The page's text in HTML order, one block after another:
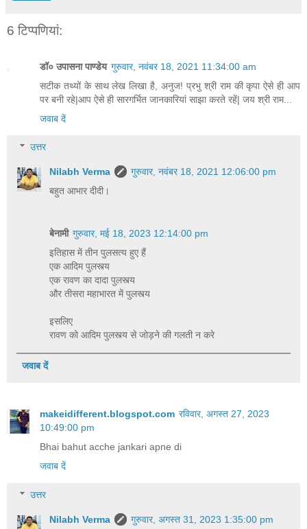
6 टिप्‍पणियां:
डॉ० उपासना पाण्डेय गुरुवार, नवंबर 18, 2021 11:34:00 am
सटीक तथ्यों के साथ लेख लिखा है, अनुज! प्रभु श्री राम की कृपा ऐसे ही आप
पर बनी रहे|आप ऐसे ही सारगर्भित जानकारियां साझा करते रहें| जय श्री राम...
जवाब दें
उत्तर
Nilabh Verma
गुरुवार, नवंबर 18, 2021 12:06:00 pm
बहुत आभार दीदी।
बेनामी गुरुवार, मई 18, 2023 12:14:00 pm
इतिहास में तीन पुलसत्य हुए हैं
एक आदिम पुलस्त्य
एक रावण का दादा पुलस्त्य
और तीसरा महाभारत में पुलस्त्य
इसलिए
रावण को आदिम पुलस्त्य से जोड़ने की गलती न करे
जवाब दें
makeidifferent.blogspot.com रविवार, अगस्त 27, 2023
10:49:00 pm
Bhai bahut acche jankari apne di
जवाब दें
उत्तर
Nilabh Verma
गुरुवार, अगस्त 31, 2023 1:35:00 pm